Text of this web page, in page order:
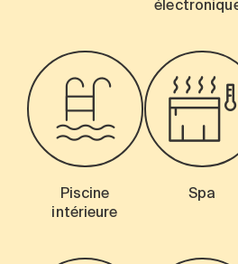
Piscine
intérieure
Spa